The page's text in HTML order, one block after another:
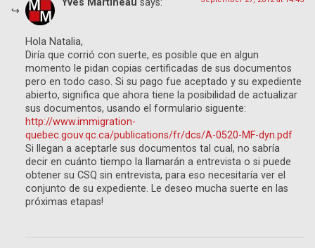
Hola Natalia,
Diría que corrió con suerte, es posible que en algun
momento le pidan copias certificadas de sus documentos
pero en todo caso. Si su pago fue aceptado y su expediente
abierto, significa que ahora tiene la posibilidad de actualizar
sus documentos, usando el formulario siguente:
http://www.immigration-
quebec.gouv.qc.ca/publications/fr/dcs/A-0520-MF-dyn.pdf
Si llegan a aceptarle sus documentos tal cual, no sabría
decir en cuánto tiempo la llamarán a entrevista o si puede
obtener su CSQ sin entrevista, para eso necesitaría ver el
conjunto de su expediente. Le deseo mucha suerte en las
próximas etapas!